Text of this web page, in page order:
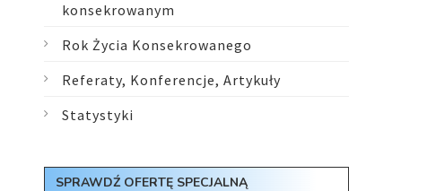
konsekrowanym
Rok Życia Konsekrowanego
Referaty, Konferencje, Artykuły
Statystyki
SPRAWDŹ OFERTĘ SPECJALNĄ